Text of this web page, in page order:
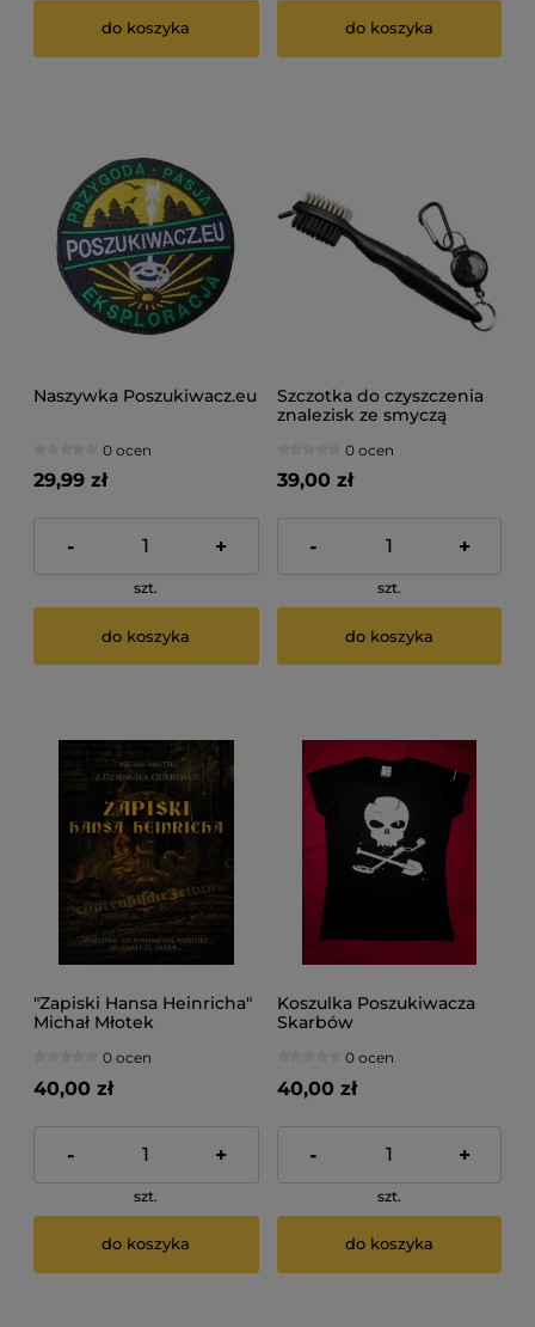
do koszyka do koszyka
Naszywka Poszukiwacz.eu
0 ocen
29,99 zł
- +
szt.
do koszyka
Szczotka do czyszczenia
znalezisk ze smyczą
0 ocen
39,00 zł
- +
szt.
do koszyka
"Zapiski Hansa Heinricha"
Michał Młotek
0 ocen
40,00 zł
- +
szt.
do koszyka
Koszulka Poszukiwacza
Skarbów
0 ocen
40,00 zł
- +
szt.
do koszyka